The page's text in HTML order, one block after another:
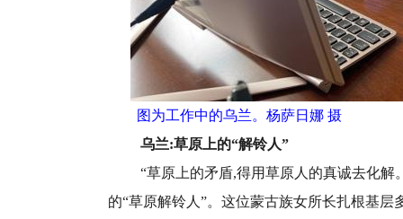
图为工作中的乌兰。杨萨日娜 摄
乌兰:草原上的“解铃人”
“草原上的矛盾,得用草原人的真诚去化
的“草原解铃人”。这位蒙古族女所长扎根基